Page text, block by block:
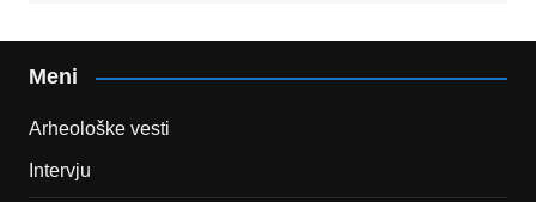
Meni
Arheološke vesti
Intervju